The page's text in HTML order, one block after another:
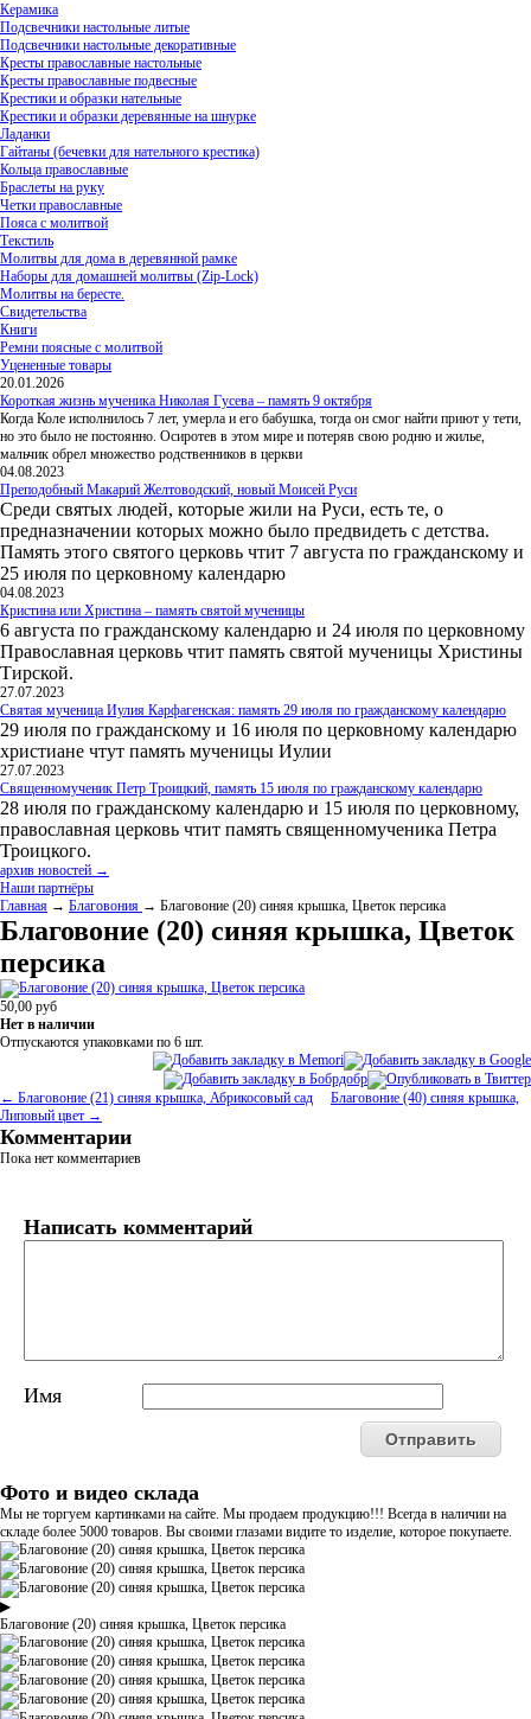
Керамика
Подсвечники настольные литые
Подсвечники настольные декоративные
Кресты православные настольные
Кресты православные подвесные
Крестики и образки нательные
Крестики и образки деревянные на шнурке
Ладанки
Гайтаны (бечевки для нательного крестика)
Кольца православные
Браслеты на руку
Четки православные
Пояса с молитвой
Текстиль
Молитвы для дома в деревянной рамке
Наборы для домашней молитвы (Zip-Lock)
Молитвы на бересте.
Свидетельства
Книги
Ремни поясные с молитвой
Уцененные товары
20.01.2026
Короткая жизнь мученика Николая Гусева – память 9 октября
Когда Коле исполнилось 7 лет, умерла и его бабушка, тогда он смог найти приют у тети,
но это было не постоянно. Осиротев в этом мире и потеряв свою родню и жилье,
мальчик обрел множество родственников в церкви
04.08.2023
Преподобный Макарий Желтоводский, новый Моисей Руси
Среди святых людей, которые жили на Руси, есть те, о
предназначении которых можно было предвидеть с детства.
Память этого святого церковь чтит 7 августа по гражданскому и
25 июля по церковному календарю
04.08.2023
Кристина или Христина – память святой мученицы
6 августа по гражданскому календарю и 24 июля по церковному
Православная церковь чтит память святой мученицы Христины
Тирской.
27.07.2023
Святая мученица Иулия Карфагенская: память 29 июля по гражданскому календарю
29 июля по гражданскому и 16 июля по церковному календарю
христиане чтут память мученицы Иулии
27.07.2023
Священномученик Петр Троицкий, память 15 июля по гражданскому календарю
28 июля по гражданскому календарю и 15 июля по церковному,
православная церковь чтит память священномученика Петра
Троицкого.
архив новостей →
Наши партнёры
Главная → Благовония → Благовоние (20) синяя крышка, Цветок персика
Благовоние (20) синяя крышка, Цветок
персика
50,00 руб
Нет в наличии
Отпускаются упаковками по 6 шт.
← Благовоние (21) синяя крышка, Абрикосовый сад
Благовоние (40) синяя крышка,
Липовый цвет →
Комментарии
Пока нет комментариев
Написать комментарий
Имя
Фото и видео склада
Мы не торгуем картинками на сайте. Мы продаем продукцию!!! Всегда в наличии на
складе более 5000 товаров. Вы своими глазами видите то изделие, которое покупаете.
▶
Благовоние (20) синяя крышка, Цветок персика